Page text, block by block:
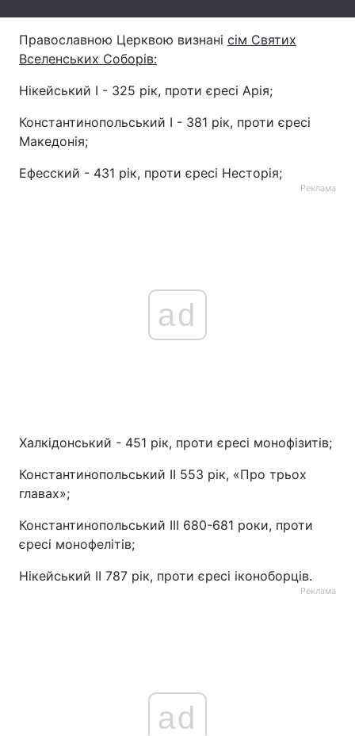
Тема оформлення
Православною Церквою визнані сім Святих
Вселенських Соборів:
Нікейський I - 325 рік, проти єресі Арія;
Константинопольський I - 381 рік, проти єресі
Македонія;
Ефесский - 431 рік, проти єресі Несторія;
Реклама
ad
Халкідонський - 451 рік, проти єресі монофізитів;
Константинопольський ІІ 553 рік, «Про трьох
главах»;
Константинопольський ІІІ 680-681 роки, проти
єресі монофелітів;
Нікейський ІІ 787 рік, проти єресі іконоборців.
Реклама
ad